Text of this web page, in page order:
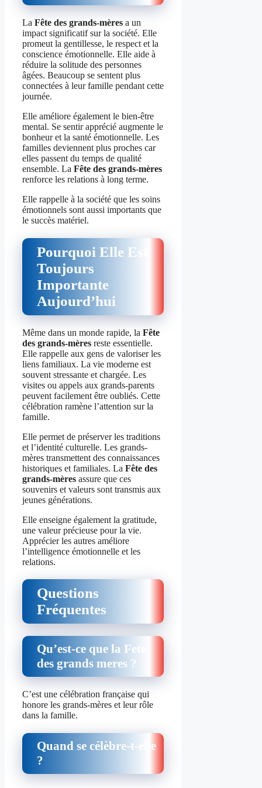
La Fête des grands-mères a un
impact significatif sur la société. Elle
promeut la gentillesse, le respect et la
conscience émotionnelle. Elle aide à
réduire la solitude des personnes
âgées. Beaucoup se sentent plus
connectées à leur famille pendant cette
journée.
Elle améliore également le bien-être
mental. Se sentir apprécié augmente le
bonheur et la santé émotionnelle. Les
familles deviennent plus proches car
elles passent du temps de qualité
ensemble. La Fête des grands-mères
renforce les relations à long terme.
Elle rappelle à la société que les soins
émotionnels sont aussi importants que
le succès matériel.
Pourquoi Elle Est
Toujours
Importante
Aujourd’hui
Même dans un monde rapide, la Fête
des grands-mères reste essentielle.
Elle rappelle aux gens de valoriser les
liens familiaux. La vie moderne est
souvent stressante et chargée. Les
visites ou appels aux grands-parents
peuvent facilement être oubliés. Cette
célébration ramène l’attention sur la
famille.
Elle permet de préserver les traditions
et l’identité culturelle. Les grands-
mères transmettent des connaissances
historiques et familiales. La Fête des
grands-mères assure que ces
souvenirs et valeurs sont transmis aux
jeunes générations.
Elle enseigne également la gratitude,
une valeur précieuse pour la vie.
Apprécier les autres améliore
l’intelligence émotionnelle et les
relations.
Questions
Fréquentes
Qu’est-ce que la Fete
des grands meres ?
C’est une célébration française qui
honore les grands-mères et leur rôle
dans la famille.
Quand se célèbre-t-elle
?